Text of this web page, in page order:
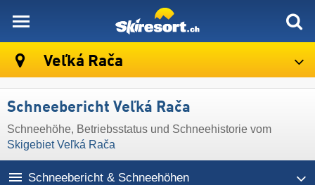
Veľká Rača
Schneebericht Veľká Rača
Schneehöhe, Betriebsstatus und Schneehistorie vom
Skigebiet Veľká Rača
Schneebericht & Schneehöhen